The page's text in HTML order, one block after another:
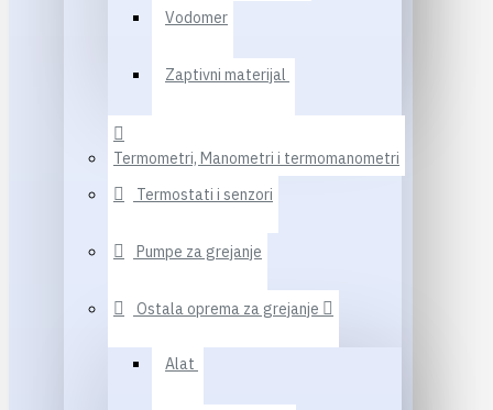
Vodomer
Zaptivni materijal
Termometri, Manometri i termomanometri
Termostati i senzori
Pumpe za grejanje
Ostala oprema za grejanje
Alat